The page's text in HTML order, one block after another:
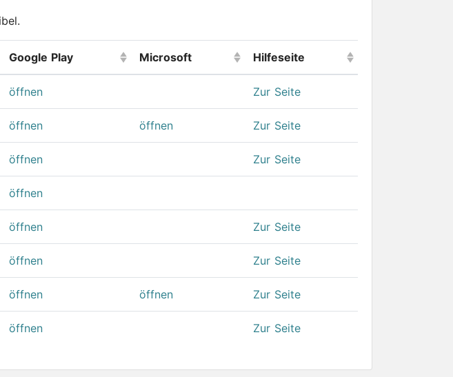
Google Play
(Click to sort ascending)
Microsoft
(Click to sort ascending)
Hilfeseite
(Click to sort ascending)
öffnen Zur Seite
öffnen öffnen Zur Seite
öffnen Zur Seite
öffnen
öffnen Zur Seite
öffnen Zur Seite
öffnen öffnen Zur Seite
öffnen Zur Seite